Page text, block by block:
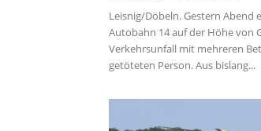
Leisnig/Döbeln. Gestern Abend
Autobahn 14 auf der Höhe von
Verkehrsunfall mit mehreren
getöteten Person. Aus bislang...